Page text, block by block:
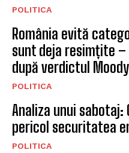
POLITICA
România evită
sunt deja resimțite –
după verdictul
POLITICA
Analiza unui sabotaj:
pericol securitatea
POLITICA